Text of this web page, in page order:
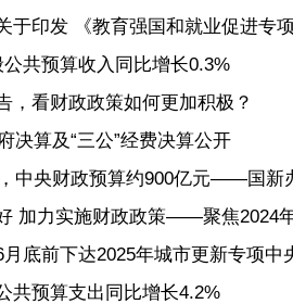
于印发 《教育强国和就业促进专
共预算收入同比增长0.3%
，看财政政策如何更加积极？
决算及“三公”经费决算公开
中央财政预算约900亿元——国新
加力实施财政政策——聚焦2024
底前下达2025年城市更新专项中
共预算支出同比增长4.2%